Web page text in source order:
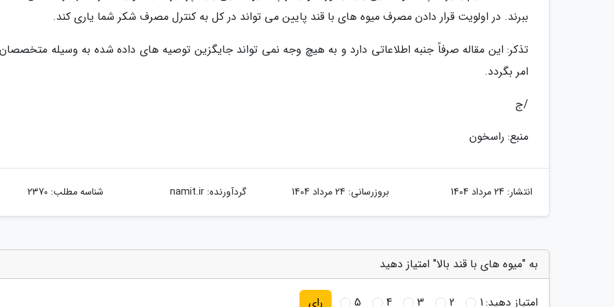
ببرند. در اولویت قرار دادن مصرف میوه های با قند پایین می تواند در کل به کنترل مصرف شکر شما یاری کند.
تذکر: این مقاله صرفاً جنبه اطلاعاتی دارد و به هیچ وجه نمی تواند جایگزین توصیه های داده شده به وسیله
امر بگردد.
/ج
منبع: راسخون
انتشار: 24 مرداد 1404 بروزرسانی: 24 مرداد 1404 گردآورنده:namit.ir شناسه مطلب: 2370
به "میوه های با قند بالا" امتیاز دهید
امتیاز دهید:1
2
3
4
5 رای